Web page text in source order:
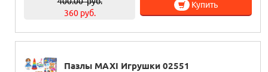
360 руб.
Купить
Пазлы MAXI Игрушки 02551